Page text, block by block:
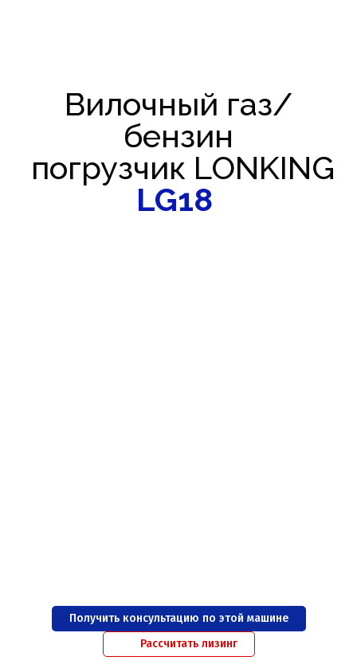
Вилочный газ/
бензин
погрузчик LONKING
LG18
Получить консультацию по этой машине
Рассчитать лизинг